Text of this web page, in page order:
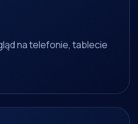
na telefonie, tablecie